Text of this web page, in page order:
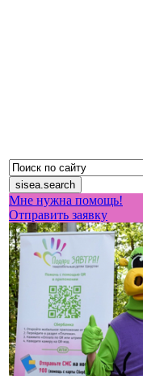
Мне нужна помощь!
Отправить заявку